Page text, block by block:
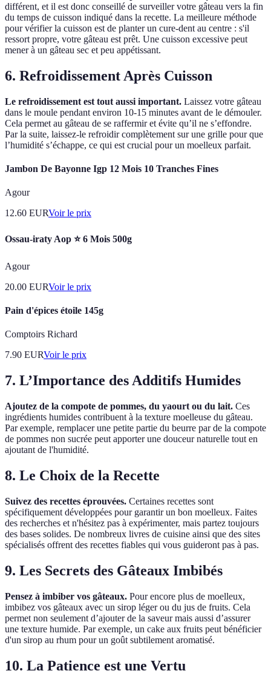
différent, et il est donc conseillé de surveiller votre gâteau vers la fin
du temps de cuisson indiqué dans la recette. La meilleure méthode
pour vérifier la cuisson est de planter un cure-dent au centre : s'il
ressort propre, votre gâteau est prêt. Une cuisson excessive peut
mener à un gâteau sec et peu appétissant.
6. Refroidissement Après Cuisson
Le refroidissement est tout aussi important. Laissez votre gâteau
dans le moule pendant environ 10-15 minutes avant de le démouler.
Cela permet au gâteau de se raffermir et évite qu’il ne s’effondre.
Par la suite, laissez-le refroidir complètement sur une grille pour que
l’humidité s’échappe, ce qui est crucial pour un moelleux parfait.
Jambon De Bayonne Igp 12 Mois 10 Tranches Fines
Agour
12.60 EURVoir le prix
Ossau-iraty Aop ⭐ 6 Mois 500g
Agour
20.00 EURVoir le prix
Pain d'épices étoile 145g
Comptoirs Richard
7.90 EURVoir le prix
7. L’Importance des Additifs Humides
Ajoutez de la compote de pommes, du yaourt ou du lait. Ces
ingrédients humides contribuent à la texture moelleuse du gâteau.
Par exemple, remplacer une petite partie du beurre par de la compote
de pommes non sucrée peut apporter une douceur naturelle tout en
ajoutant de l'humidité.
8. Le Choix de la Recette
Suivez des recettes éprouvées. Certaines recettes sont
spécifiquement développées pour garantir un bon moelleux. Faites
des recherches et n'hésitez pas à expérimenter, mais partez toujours
des bases solides. De nombreux livres de cuisine ainsi que des sites
spécialisés offrent des recettes fiables qui vous guideront pas à pas.
9. Les Secrets des Gâteaux Imbibés
Pensez à imbiber vos gâteaux. Pour encore plus de moelleux,
imbibez vos gâteaux avec un sirop léger ou du jus de fruits. Cela
permet non seulement d’ajouter de la saveur mais aussi d’assurer
une texture humide. Par exemple, un cake aux fruits peut bénéficier
d'un sirop au rhum pour un goût subtilement aromatisé.
10. La Patience est une Vertu